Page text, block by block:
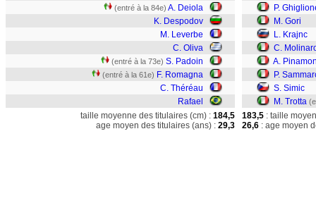
(entré à la 84e) A. Deiola
K. Despodov
M. Leverbe
C. Oliva
(entré à la 73e) S. Padoin
(entré à la 61e) F. Romagna
C. Théréau
Rafael
P.
M. Gori
L. Krajnc
C.
A.
P.
S. Simic
M. Trotta
taille moyenne des titulaires (cm) : 184,5
age moyen des titulaires (ans) : 29,3
183,5 : taille
26,6 : age moyen